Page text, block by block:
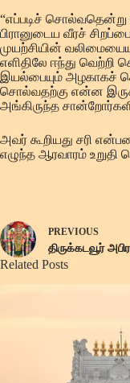
“எப்படிச்
பிரானுடைய வீரச்
முயற்சியின்
எளிதிலே ஈந்து வெற்றி
இயல்பையும் அழகாகச்
சொல்வதற்கு என்ன
அங்கிருந்த
அவர் கூறியது சரி
எழுந்த ஆரவாரம் உறுதி
PREVIOUS
திருக்கடவூர்
Related Posts